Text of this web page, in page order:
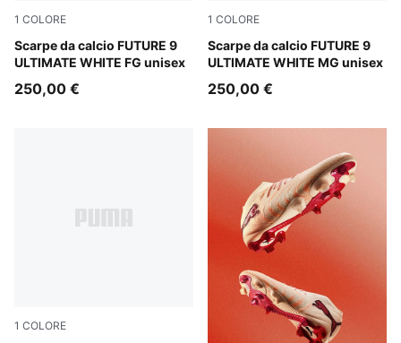
1 COLORE
Scarpe da calcio FUTURE 9
ULTIMATE WHITE FG unisex
PUMA White-Luminous Blue-Luminous Pink
250,00 €
1 COLORE
Scarpe da calcio FUTURE 9
ULTIMATE WHITE MG unisex
PUMA White-Luminous
250,00 €
1 COLORE